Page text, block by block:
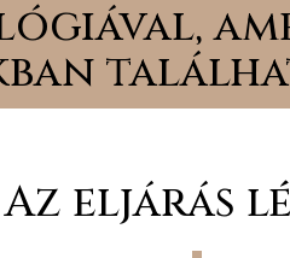
Az eljárás